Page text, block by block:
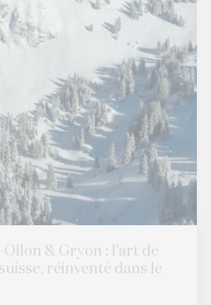
& Gryon : l’art de
réinventé dans le